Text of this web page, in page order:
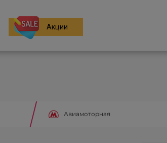
Акции
Авиамоторная